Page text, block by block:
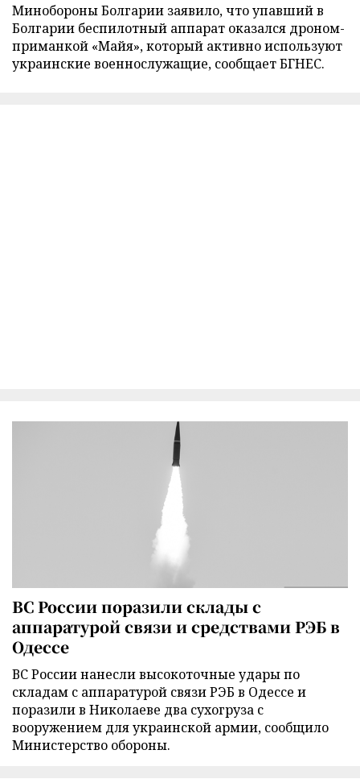
Минобороны Болгарии заявило, что упавший в
Болгарии беспилотный аппарат оказался дроном-
приманкой «Майя», который активно используют
украинские военнослужащие, сообщает БГНЕС.
ВС России поразили склады с
аппаратурой связи и средствами РЭБ в
Одессе
ВС России нанесли высокоточные удары по
складам с аппаратурой связи РЭБ в Одессе и
поразили в Николаеве два сухогруза с
вооружением для украинской армии, сообщило
Министерство обороны.